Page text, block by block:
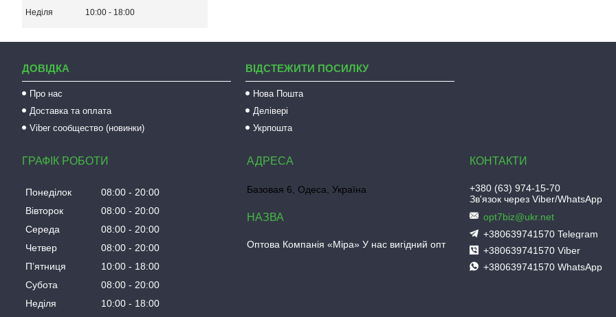
Неділя
10:00 18:00
ДОВІДКА
Про нас
Доставка та оплата
Viber сообщество (новинки)
ВІДСТЕЖИТИ ПОСИЛКУ
Нова Пошта
Делівері
Укрпошта
ГРАФІК РОБОТИ
Понеділок 08:00
20:00
Вівторок
08:00
20:00
Середа
08:00
20:00
Четвер
08:00
20:00
Пʼятниця
10:00
18:00
Субота
08:00
20:00
Неділя
10:00 18:00
Базовая 6, Одеса, Україна
Оптова Компанія «Міра» У нас вигідний опт
+380 (63) 974-15-70
Зв'язок через Viber/WhatsApp
opt7biz@ukr.net
+380639741570 Telegram
+380639741570 Viber
+380639741570 WhatsApp